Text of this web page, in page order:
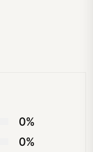
0%
0%